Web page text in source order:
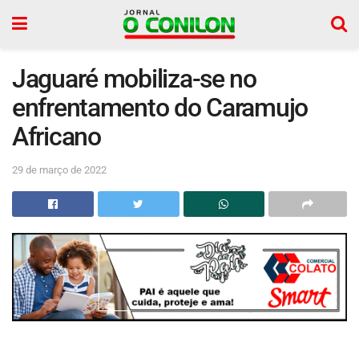
Jaguaré mobiliza-se no
enfrentamento do Caramujo
Africano
29 de março de 2022